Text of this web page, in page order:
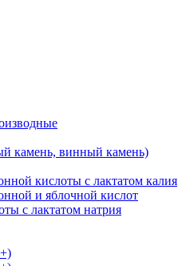
камень, винный камень)
кислоты с лактатом калия
и яблочной кислот
с лактатом натрия